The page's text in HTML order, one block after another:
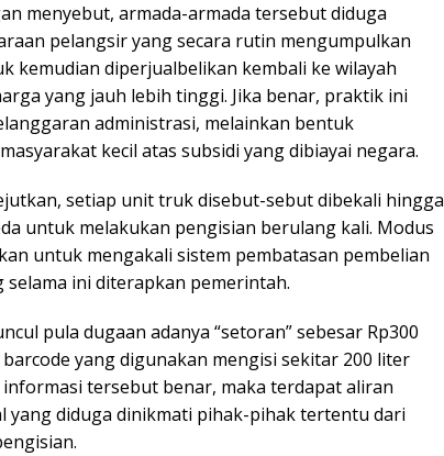
menyebut, armada-armada tersebut diduga
pelangsir yang secara rutin mengumpulkan
kemudian diperjualbelikan kembali ke wilayah
yang jauh lebih tinggi. Jika benar, praktik ini
administrasi, melainkan bentuk
kecil atas subsidi yang dibiayai negara.
setiap unit truk disebut-sebut dibekali hingga
untuk melakukan pengisian berulang kali. Modus
untuk mengakali sistem pembatasan pembelian
selama ini diterapkan pemerintah.
pula dugaan adanya “setoran” sebesar Rp300
yang digunakan mengisi sekitar 200 liter
informasi tersebut benar, maka terdapat aliran
yang diduga dinikmati pihak-pihak tertentu dari